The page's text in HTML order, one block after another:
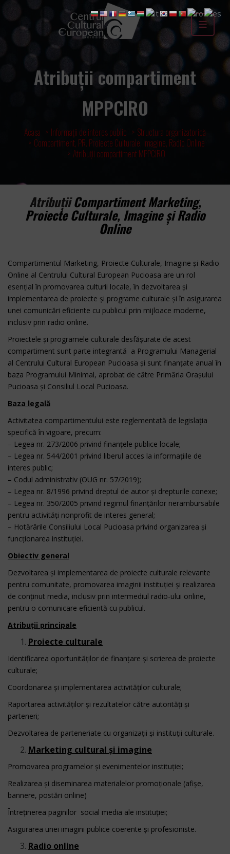
Atribuții compartiment
MPPCIRO
Acasa Informații de interes public
Structura organizatorică
Compartiment, PR. Proiecte Culturale, Imagine, Radio Online
Atribuții compartiment MPPCIRO
AtribuțiiCompartiment Marketing,
Proiecte Culturale, Imagine și Radio
Online
Compartimentul Marketing, Proiecte Culturale, Imagine și Radio
Online al Centrului Cultural European Pucioasa are un rol
esențial în promovarea culturii locale, în dezvoltarea și
implementarea de proiecte și programe culturale și în asigurarea
unei comunicări eficiente cu publicul prin mijloace moderne,
inclusiv prin radio online.
Proiectele și programele culturale desfășurate de acest
compartiment sunt parte integrantă a Programului Managerial
al Centrului Cultural European Pucioasa și sunt finanțate anual în
baza Programului Minimal, aprobat de către Primăria Orașului
Pucioasa și Consiliul Local Pucioasa.
Baza legală
Activitatea compartimentului este reglementată de legislația
specifică în vigoare, precum:
– Legea nr. 273/2006 privind finanțele publice locale;
– Legea nr. 544/2001 privind liberul acces la informațiile de
interes public;
– Codul administrativ (OUG nr. 57/2019);
– Legea nr. 8/1996 privind dreptul de autor și drepturile conexe;
– Legea nr. 350/2005 privind regimul finanțărilor nerambursabile
pentru activități nonprofit de interes general;
– Hotărârile Consiliului Local Pucioasa privind organizarea și
funcționarea instituției.
Obiectiv general
Dezvoltarea și implementarea de proiecte culturale relevante
pentru comunitate, promovarea imaginii instituției și realizarea
de conținut media, inclusiv prin intermediul radio-ului online,
pentru o comunicare eficientă cu publicul.
Atribuții principale
Proiecte culturale
Identificarea oportunităților de finanțare și scrierea de proiecte
culturale;
Coordonarea și implementarea activităților culturale;
Raportarea activităților și rezultatelor către autorități și
parteneri;
Dezvoltarea de parteneriate cu organizații și instituții culturale.
Marketing cultural și imagine
Promovarea programelor și evenimentelor instituției;
Realizarea și diseminarea materialelor promoționale (afișe,
bannere, postări online)
Întreținerea paginilor social media ale instituției;
Asigurarea unei imagini publice coerente și profesioniste.
Radio online